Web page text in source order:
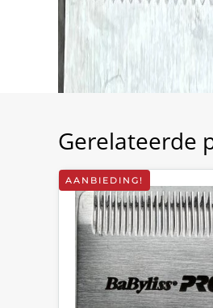
Gerelateerde
AANBIEDING!